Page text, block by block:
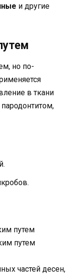
и другие
но по-
в ткани
частей десен,